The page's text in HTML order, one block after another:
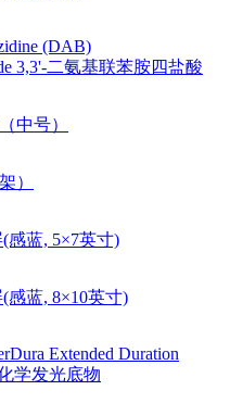
(DAB)
3,3'-二氨基联苯胺四盐酸
中号）
）
感蓝, 5×7英寸)
感蓝, 8×10英寸)
Extended Duration
学发光底物